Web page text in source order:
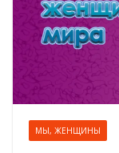
МЫ, ЖЕНЩИНЫ